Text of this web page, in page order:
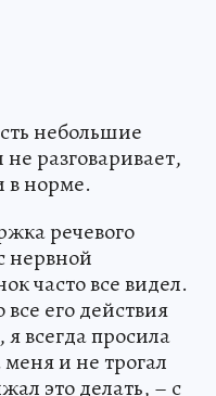
небольшие
разговаривает,
в норме.
речевого
нервной
часто все видел.
его действия
всегда просила
и не трогал
это делать, – с